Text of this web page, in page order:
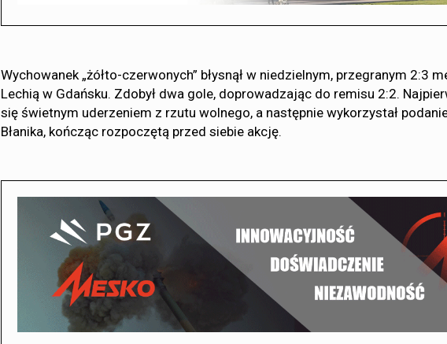
Wychowanek „żółto-czerwonych” błysnął w niedzielnym, przegranym 2:3
Lechią w Gdańsku. Zdobył dwa gole, doprowadzając do remisu 2:2.
się świetnym uderzeniem z rzutu wolnego, a następnie wykorzystał
Błanika, kończąc rozpoczętą przed siebie akcję.